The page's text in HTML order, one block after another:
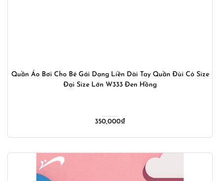
Quần Áo Bơi Cho Bé Gái Dạng Liền Dài Tay Quần Đùi Có Size
Đại Size Lớn W333 Đen Hồng
350,000₫